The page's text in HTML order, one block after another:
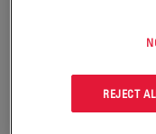
Zjednoczonych
odzwierciedlonych w
Człowieka,
REJECT